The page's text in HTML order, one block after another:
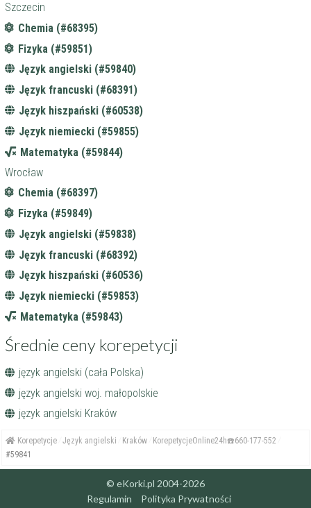
Szczecin
Chemia (#68395)
Fizyka (#59851)
Język angielski (#59840)
Język francuski (#68391)
Język hiszpański (#60538)
Język niemiecki (#59855)
Matematyka (#59844)
Wrocław
Chemia (#68397)
Fizyka (#59849)
Język angielski (#59838)
Język francuski (#68392)
Język hiszpański (#60536)
Język niemiecki (#59853)
Matematyka (#59843)
Średnie ceny korepetycji
język angielski (cała Polska)
język angielski woj. małopolskie
język angielski Kraków
Korepetycje Język angielski Kraków
KorepetycjeOnline24h☎️660-177-552
#59841
© eKorki.pl 2004-2026
Regulamin
Polityka Prywatności